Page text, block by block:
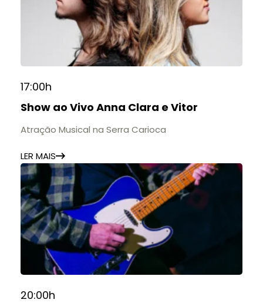
17:00h
Show ao Vivo Anna Clara e Vitor
Atração Musical na Serra Carioca
LER MAIS
20:00h